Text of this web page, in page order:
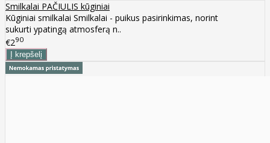
Smilkalai PAČIULIS kūginiai
Kūginiai smilkalai Smilkalai - puikus pasirinkimas, norint
sukurti ypatingą atmosferą n..
€290